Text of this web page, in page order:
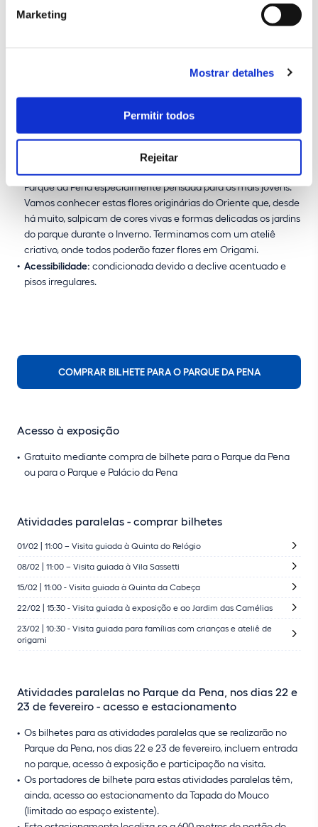
Marketing
Mostrar detalhes
Permitir todos
Rejeitar
pisos irregulares.
23/02/2025, das 10:30 às 12:00
se a chegada à Tapada do Mouco com 30min de
antecedência
As famílias com crianças são bem-vindas e
podem contar com uma visita ao Jardim das Camélias do
Parque da Pena especialmente pensada para os mais jovens.
Vamos conhecer estas flores originárias do Oriente que, desde
há muito, salpicam de cores vivas e formas delicadas os jardins
do parque durante o Inverno. Terminamos com um ateliê
criativo, onde todos poderão fazer flores em Origami.
Acessibilidade: condicionada devido a declive acentuado e
pisos irregulares.
COMPRAR BILHETE PARA O PARQUE DA PENA
Acesso à exposição
Gratuito mediante compra de bilhete para o Parque da Pena
ou para o Parque e Palácio da Pena
Atividades paralelas - comprar bilhetes
01/02 | 11:00 – Visita guiada à Quinta do Relógio
08/02 | 11:00 – Visita guiada à Vila Sassetti
15/02 | 11:00 - Visita guiada à Quinta da Cabeça
22/02 | 15:30 - Visita guiada à exposição e ao Jardim das Camélias
23/02 | 10:30 - Visita guiada para famílias com crianças e ateliê de
origami
Atividades paralelas no Parque da Pena, nos dias 22 e
23 de fevereiro - acesso e estacionamento
Os bilhetes para as atividades paralelas que se realizarão no
Parque da Pena, nos dias 22 e 23 de fevereiro, incluem entrada
no parque, acesso à exposição e participação na visita.
Os portadores de bilhete para estas atividades paralelas têm,
ainda, acesso ao estacionamento da Tapada do Mouco
(limitado ao espaço existente).